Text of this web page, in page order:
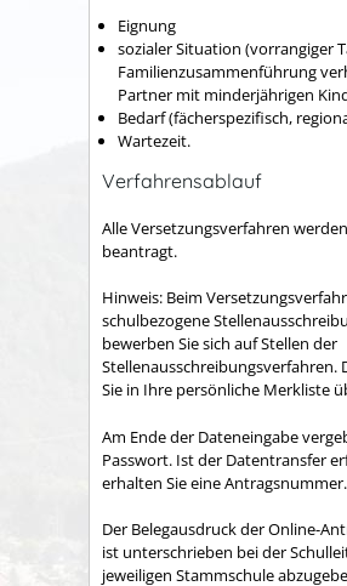
Eignung
sozialer Situation (vorrangiger
Familienzusammenführung
Partner mit minderjährigen
Bedarf (fächerspezifisch,
Wartezeit.
Verfahrensablauf
Alle Versetzungsverfahren
beantragt.
Hinweis: Beim
schulbezogene
bewerben Sie sich auf Stellen der
Stellenausschreibungsverfahren.
Sie in Ihre persönliche Merkliste
Am Ende der Dateneingabe
Passwort. Ist der Datentransfer
erhalten Sie eine Antragsnummer.
Der Belegausdruck der Online-
ist unterschrieben bei der
jeweiligen Stammschule